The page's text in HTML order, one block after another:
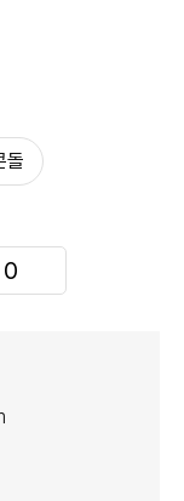
돌
0